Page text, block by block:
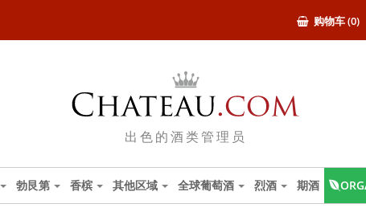
购物车 (0)
出色的酒类管理员
勃艮第 香槟 其他区域 全球葡萄酒 烈酒 期酒